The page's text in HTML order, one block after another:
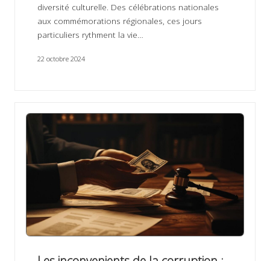
diversité culturelle. Des célébrations nationales
aux commémorations régionales, ces jours
particuliers rythment la vie…
22 octobre 2024